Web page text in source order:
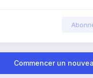
Commencer un